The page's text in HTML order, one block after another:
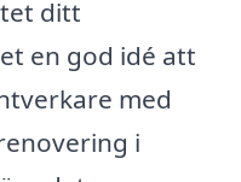
ditt
en god idé att
med
i